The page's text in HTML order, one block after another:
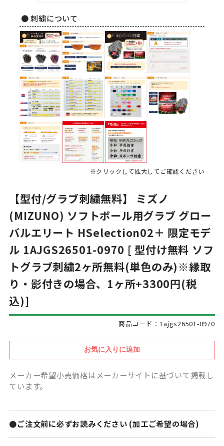
● 刺繍について
※クリックして拡大してご確認ください
【型付/グラブ刺繍無料】 ミズノ
(MIZUNO) ソフトボール用グラブ グロー
バルエリート HSelection02＋ 限定モデ
ル 1AJGS26501-0970 [ 型付け無料 ソフ
トグラブ刺繍2ヶ所無料(単色のみ)※縁取
り・影付きの場合、1ヶ所+3300円(税
込)]
商品コード：1ajgs26501-0970
メーカー希望小売価格はメーカーサイトに基づいて掲載し
ています。
●ご注文前に必ずお読みください (加工ご希望の場合)